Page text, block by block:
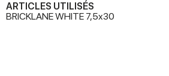
ARTICLES UTILISÉS
BRICKLANE WHITE 7,5x30